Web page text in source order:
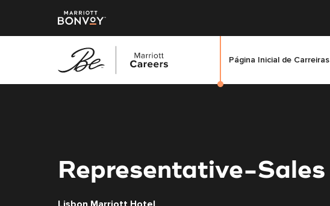
Página Inicial de Carreiras
Representative-Sales